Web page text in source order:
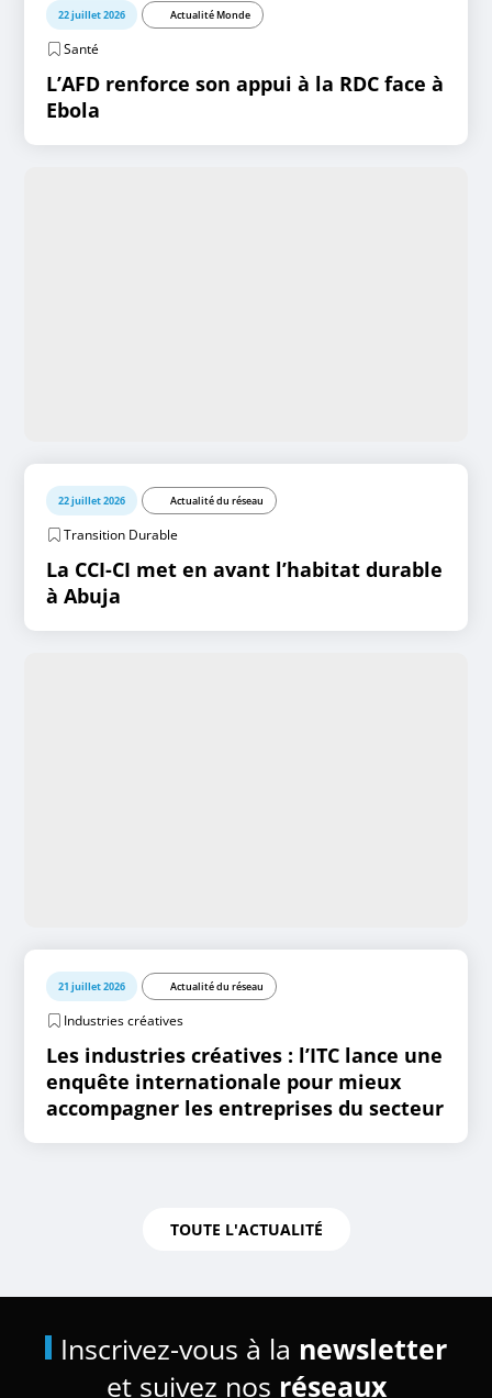
22 juillet 2026 Actualité Monde
Santé
L’AFD renforce son appui à la RDC face à
Ebola
22 juillet 2026 Actualité du réseau
Transition Durable
La CCI-CI met en avant l’habitat durable
à Abuja
21 juillet 2026 Actualité du réseau
Industries créatives
Les industries créatives : l’ITC lance une
enquête internationale pour mieux
accompagner les entreprises du secteur
TOUTE L'ACTUALITÉ
Inscrivez-vous à la newsletter
et suivez nos réseaux